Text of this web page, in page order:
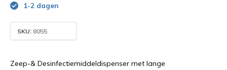
1-2 dagen
SKU: 8055
Zeep-& Desinfectiemiddeldispenser met lange